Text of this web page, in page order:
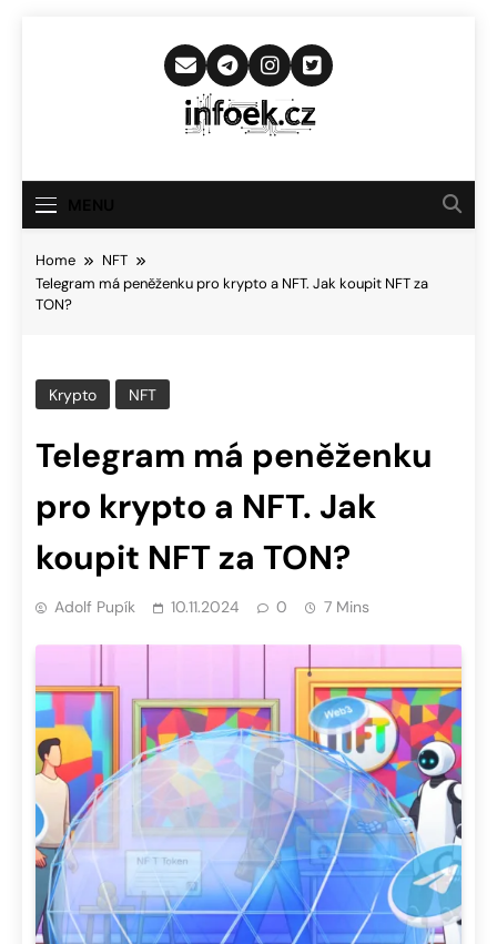
Infoek.cz
Novinkám
Home
NFT
Telegram má peněženku pro krypto a NFT. Jak koupit NFT za
TON?
Krypto NFT
Telegram má peněženku
pro krypto a NFT. Jak
koupit NFT za TON?
Adolf Pupík 10.11.2024 0 7 Mins